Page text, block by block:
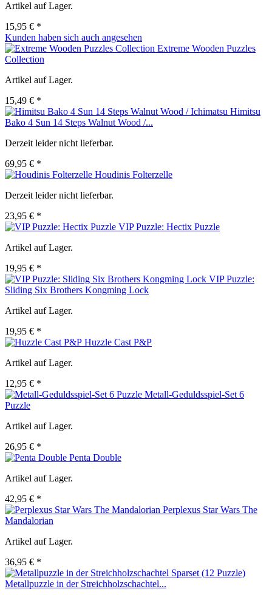
Artikel auf Lager.
15,95 € *
Kunden haben sich auch angesehen
Extreme Wooden Puzzles
Collection
Artikel auf Lager.
15,49 € *
Himitsu
Bako 4 Sun 14 Steps Walnut Wood /...
Derzeit leider nicht lieferbar.
69,95 € *
Houdinis Folterzelle
Derzeit leider nicht lieferbar.
23,95 € *
VIP Puzzle: Hectix Puzzle
Artikel auf Lager.
19,95 € *
VIP Puzzle:
Sliding Six Brothers Kongming Lock
Artikel auf Lager.
19,95 € *
Huzzle Cast P&P
Artikel auf Lager.
12,95 € *
Metall-Geduldsspiel-Set 6
Puzzle
Artikel auf Lager.
26,95 € *
Penta Double
Artikel auf Lager.
42,95 € *
Perplexus Star Wars The
Mandalorian
Artikel auf Lager.
36,95 € *
Metallpuzzle in der Streichholzschachtel...